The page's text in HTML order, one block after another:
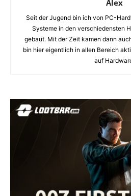
Alex
Seit der Jugend bin ich von PC-
Systeme in den verschiedensten
gebaut. Mit der Zeit kamen dann
bin hier eigentlich in allen Bereich
auf